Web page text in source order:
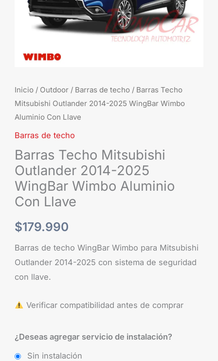
Inicio / Outdoor / Barras de techo / Barras Techo
Mitsubishi Outlander 2014-2025 WingBar Wimbo
Aluminio Con Llave
Barras de techo
Barras Techo Mitsubishi
Outlander 2014-2025
WingBar Wimbo Aluminio
Con Llave
$179.990
Barras de techo WingBar Wimbo para Mitsubishi
Outlander 2014-2025 con sistema de seguridad
con llave.
Verificar compatibilidad antes de comprar
¿Deseas agregar servicio de instalación?
Sin instalación
Con